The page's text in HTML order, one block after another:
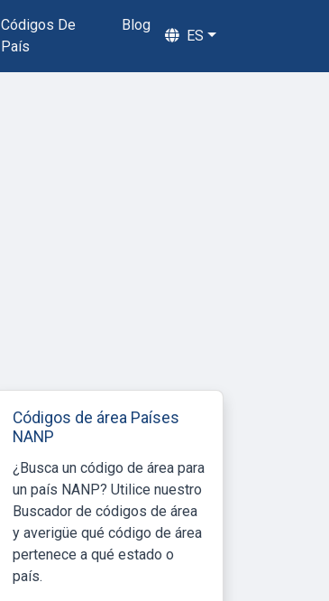
Códigos De
País
Blog
ES
Códigos de área Países
NANP
¿Busca un código de área para
un país NANP? Utilice nuestro
Buscador de códigos de área
y averigüe qué código de área
pertenece a qué estado o
país.